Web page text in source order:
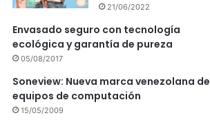
21/06/2022
Envasado seguro con tecnología
ecológica y garantía de pureza
05/08/2017
Soneview: Nueva marca venezolana de
equipos de computación
15/05/2009